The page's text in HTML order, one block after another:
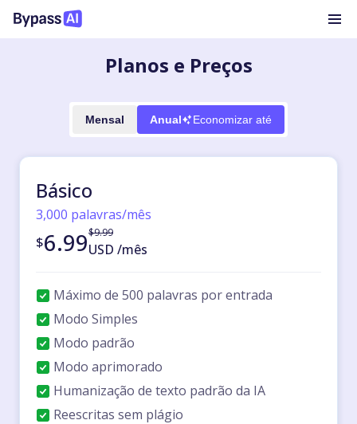
Planos e Preços
Mensal Anual Economizar até
00 00 00
Básico
3,000 palavras/mês
$6.99$9.99
USD /mês
Máximo de 500 palavras por entrada
Modo Simples
Modo padrão
Modo aprimorado
Humanização de texto padrão da IA
Reescritas sem plágio